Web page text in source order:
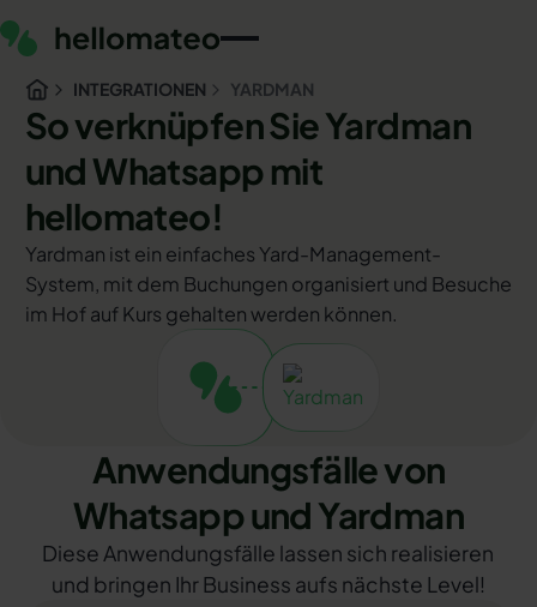
INTEGRATIONEN YARDMAN
So verknüpfen Sie Yardman
und Whatsapp mit
hellomateo!
Yardman ist ein einfaches Yard-Management-
System, mit dem Buchungen organisiert und Besuche
im Hof auf Kurs gehalten werden können.
Anwendungsfälle von
Whatsapp und Yardman
Diese Anwendungsfälle lassen sich realisieren
und bringen Ihr Business aufs nächste Level!